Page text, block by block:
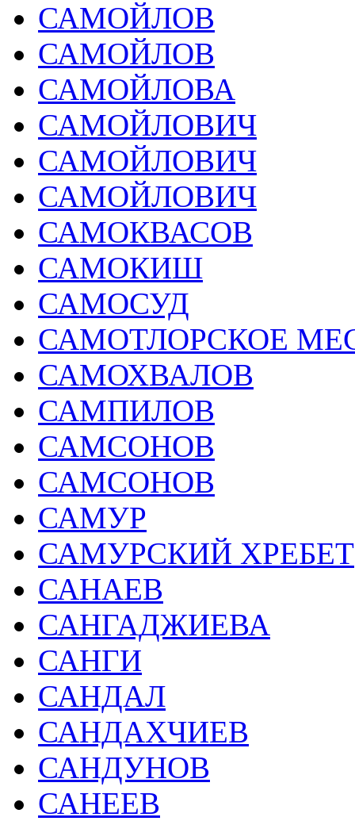
САМОЙЛОВ
САМОЙЛОВ
САМОЙЛОВА
САМОЙЛОВИЧ
САМОЙЛОВИЧ
САМОЙЛОВИЧ
САМОКВАСОВ
САМОКИШ
САМОСУД
САМОТЛОРСКОЕ
САМОХВАЛОВ
САМПИЛОВ
САМСОНОВ
САМСОНОВ
САМУР
САМУРСКИЙ ХРЕБЕТ
САНАЕВ
САНГАДЖИЕВА
САНГИ
САНДАЛ
САНДАХЧИЕВ
САНДУНОВ
САНЕЕВ